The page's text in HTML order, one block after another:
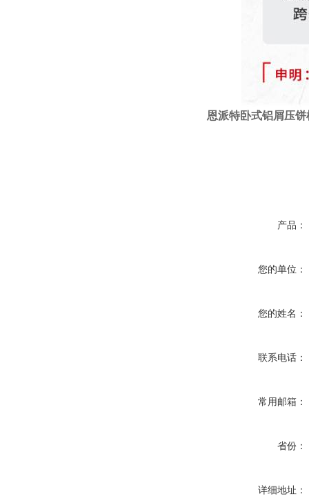
恩派特卧式铝屑压饼
产品：
您的单位：
您的姓名：
联系电话：
常用邮箱：
省份：
详细地址：